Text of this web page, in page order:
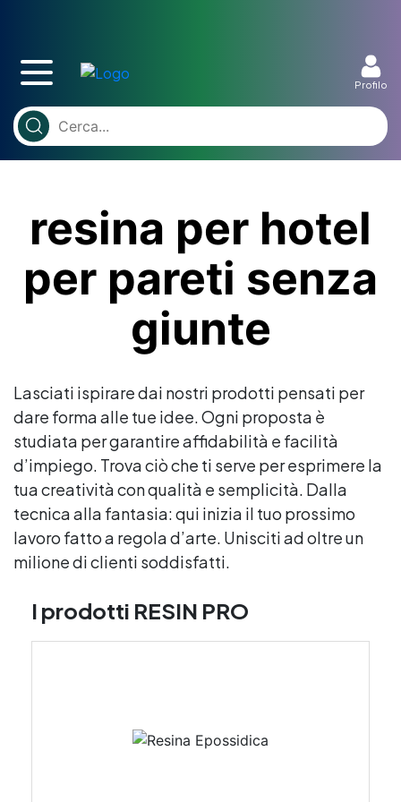
Profilo
resina per hotel
per pareti senza
giunte
Lasciati ispirare dai nostri prodotti pensati per
dare forma alle tue idee. Ogni proposta è
studiata per garantire affidabilità e facilità
d’impiego. Trova ciò che ti serve per esprimere la
tua creatività con qualità e semplicità. Dalla
tecnica alla fantasia: qui inizia il tuo prossimo
lavoro fatto a regola d’arte. Unisciti ad oltre un
milione di clienti soddisfatti.
I prodotti RESIN PRO